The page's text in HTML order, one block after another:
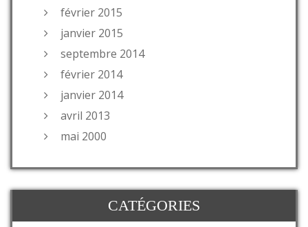
février 2015
janvier 2015
septembre 2014
février 2014
janvier 2014
avril 2013
mai 2000
CATÉGORIES